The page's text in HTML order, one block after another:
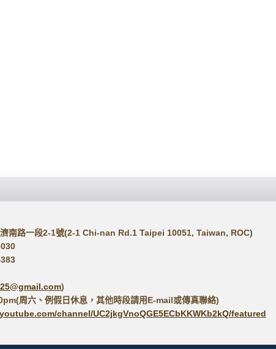
南路一段2-1號(2-1 Chi-nan Rd.1 Taipei 10051, Taiwan, ROC)
)
周六、例假日休息，其他時段請用E-mail或傳真聯絡)
channel/UC2jkgVnoQGE5ECbKKWKb2kQ/featured